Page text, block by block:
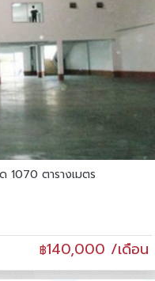
1070 ตารางเมตร
฿140,000 /เดือน